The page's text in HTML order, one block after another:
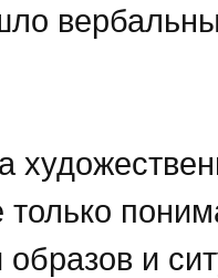
только
и